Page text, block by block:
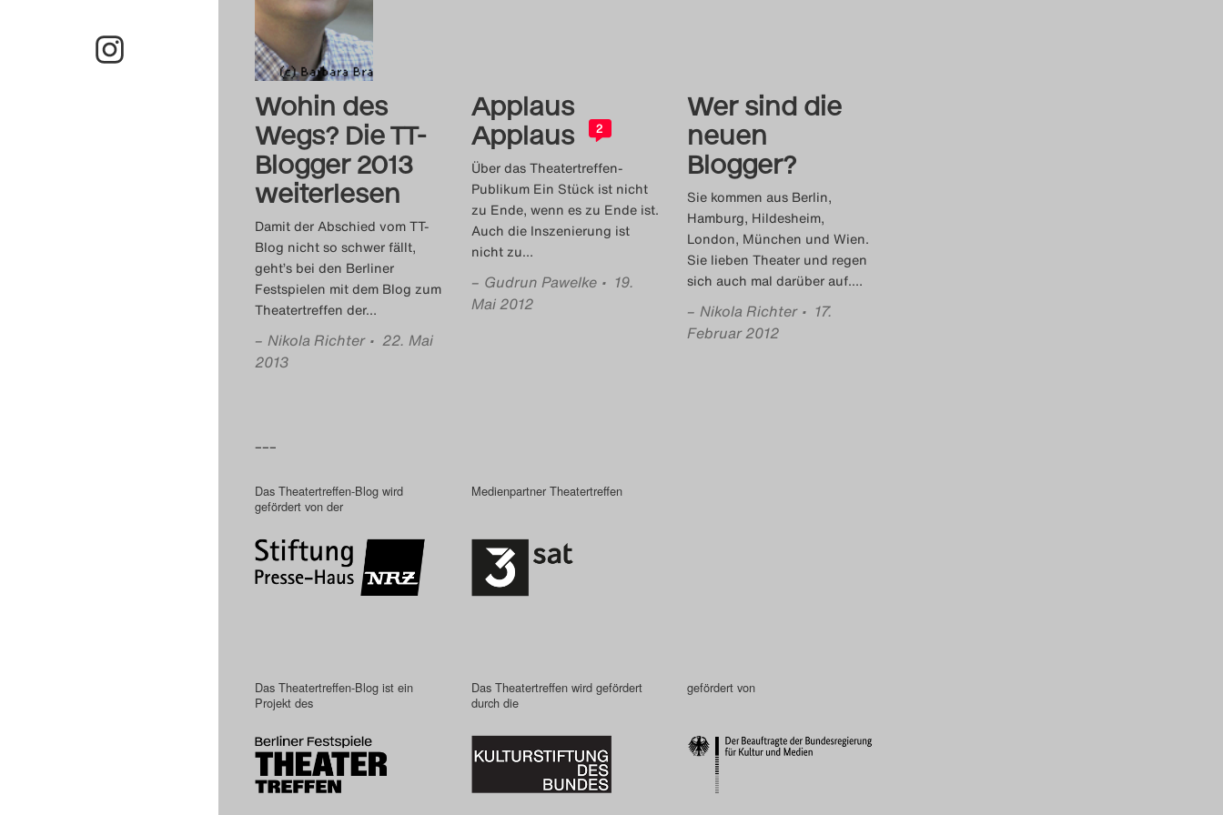
Wohin des
Wegs? Die TT-
Blogger 2013
weiterlesen
Damit der Abschied vom TT-
Blog nicht so schwer fällt,
geht’s bei den Berliner
Festspielen mit dem Blog zum
Theatertreffen der…
– Nikola Richter • 22. Mai
2013
Applaus
Applaus
2
Über das Theatertreffen-
Publikum Ein Stück ist nicht
zu Ende, wenn es zu Ende ist.
Auch die Inszenierung ist
nicht zu…
– Gudrun Pawelke • 19.
Mai 2012
Wer sind die
neuen
Blogger?
Sie kommen aus Berlin,
Hamburg, Hildesheim,
London, München und Wien.
Sie lieben Theater und regen
sich auch mal darüber auf.…
– Nikola Richter • 17.
Februar 2012
–––
Das Theatertreffen-Blog wird
gefördert von der
Medienpartner Theatertreffen
Das Theatertreffen-Blog ist ein
Projekt des
Das Theatertreffen wird gefördert
durch die
gefördert von